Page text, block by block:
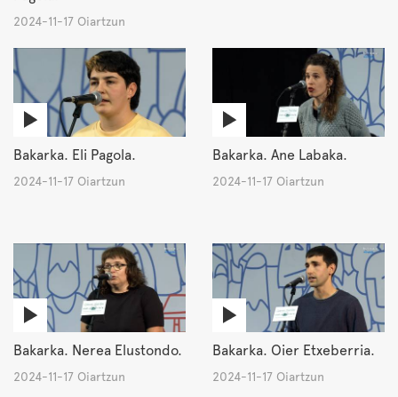
2024-11-17 Oiartzun
Bakarka. Eli Pagola.
2024-11-17 Oiartzun
Bakarka. Ane Labaka.
2024-11-17 Oiartzun
Bakarka. Nerea Elustondo.
2024-11-17 Oiartzun
Bakarka. Oier Etxeberria.
2024-11-17 Oiartzun